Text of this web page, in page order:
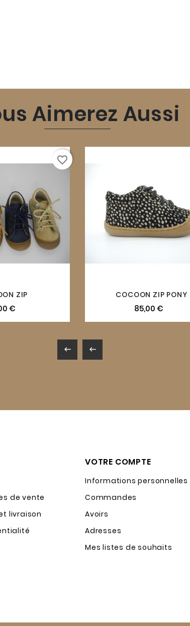
Aimerez Aussi
ZIP
€
favorite_border
COCOON ZIP PONY
85,00 €
 
de vente
livraison
VOTRE COMPTE
Informations personnelles
Commandes
Avoirs
Adresses
Mes listes de souhaits